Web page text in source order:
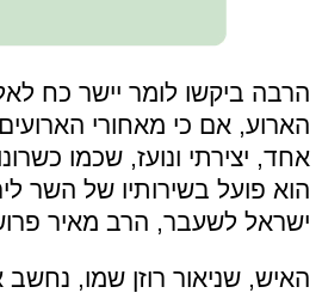
הרבה ביקשו לומר יישר כח
הארוע, אם כי מאחורי
אחד, יצירתי ונועז, שכמו
הוא פועל בשירותיו של השר
ישראל לשעבר, הרב מאיר
האיש, שניאור רוזן שמו,